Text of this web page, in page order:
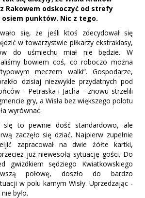
Rakowem odskoczyć od strefy
osiem punktów. Nic z tego.
się, że jeśli ktoś zdecydował się
w towarzystwie piłkarzy ekstraklasy,
do uśmiechu miał nie będzie. W
bowiem coś, co roboczo można
meczem walki”. Gospodarze,
dzisiaj niezwykle przydatnych pod
- Petraska i Jacha - znowu strzelili
gry, a Wisła bez większego polotu
wyrównać.
się to pewnie dość standardowo, ale
zaczęło się dziać. Najpierw zupełnie
zapracował na dwie żółte kartki,
już niewesołą sytuację gości. Do
gwizdkiem sędziego Kwiatkowskiego
połowę, doszło do bardzo
w polu karnym Wisły. Uprzedzając -
było.